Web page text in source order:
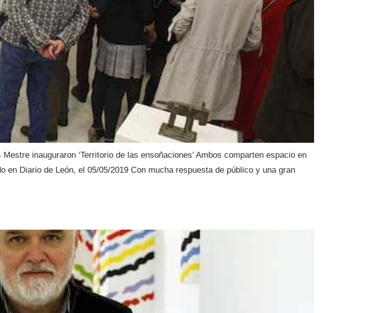
inauguraron ‘Territorio de las ensoñaciones’ Ambos comparten espacio en
en Diario de León, el 05/05/2019 Con mucha respuesta de público y una gran